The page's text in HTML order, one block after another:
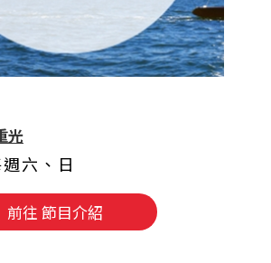
光
六、日
前往 節目介紹